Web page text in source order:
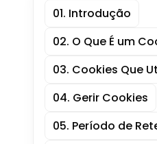
01. Introdução
02. O Que É um
03. Cookies Que
04. Gerir Cookies
05. Período de